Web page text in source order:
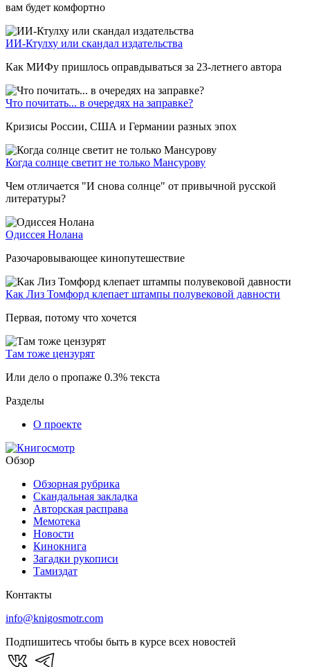
вам будет комфортно
ИИ-Ктулху или скандал издательства
Как МИФу пришлось оправдываться за 23-летнего автора
Что почитать... в очередях на заправке?
Кризисы России, США и Германии разных эпох
Когда солнце светит не только Мансурову
Чем отличается "И снова солнце" от привычной русской
литературы?
Одиссея Нолана
Разочаровывающее кинопутешествие
Как Лиз Томфорд клепает штампы полувековой давности
Первая, потому что хочется
Там тоже цензурят
Или дело о пропаже 0.3% текста
Разделы
О проекте
Обзор
Обзорная рубрика
Скандальная закладка
Авторская расправа
Мемотека
Новости
Кинокнига
Загадки рукописи
Тамиздат
Контакты
info@knigosmotr.com
Подпишитесь чтобы быть в курсе всех новостей